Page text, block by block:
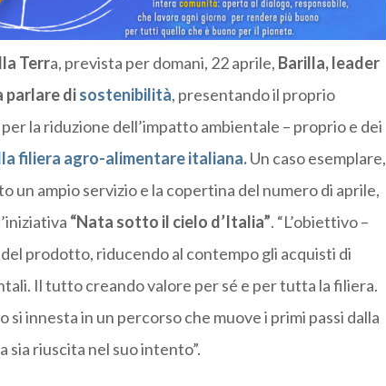
Terra, prevista per domani, 22 aprile, Barilla, leader
parlare disostenibilità, presentando il proprio
la riduzione dell’impatto ambientale – proprio e dei
filiera agro-alimentare italiana.Un caso esemplare,
un ampio servizio e la copertina del numero di aprile,
“Nata sotto il cielo d’Italia”. “L’obiettivo –
prodotto, riducendo al contempo gli acquisti di
Il tutto creando valore per sé e per tutta la filiera.
innesta in un percorso che muove i primi passi dalla
sia riuscita nel suo intento”.